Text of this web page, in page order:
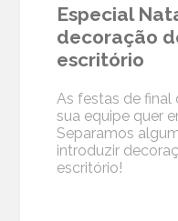
Especial
decoração
escritório
As festas de final
sua equipe quer
Separamos
introduzir
escritório!